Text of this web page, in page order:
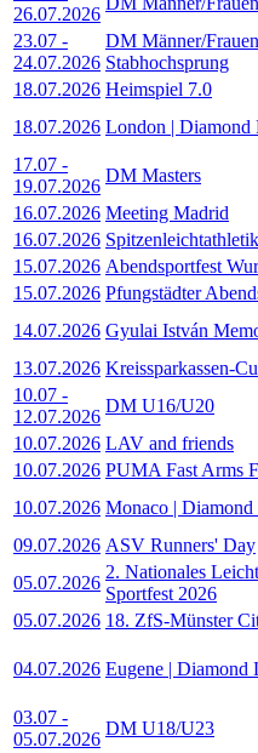
26.07.2026
23.07 -
24.07.2026
DM Männer/Frauen
Stabhochsprung
18.07.2026 Heimspiel 7.0
18.07.2026 London | Diamond
17.07 -
19.07.2026
DM Masters
16.07.2026 Meeting Madrid
16.07.2026 Spitzenleichtathletik
15.07.2026 Abendsportfest
15.07.2026 Pfungstädter
14.07.2026 Gyulai István
13.07.2026 Kreissparkassen-
10.07 -
12.07.2026
DM U16/U20
10.07.2026 LAV and friends
10.07.2026 PUMA Fast Arms
10.07.2026 Monaco |
09.07.2026 ASV Runners' Day
05.07.2026
2. Nationales
Sportfest 2026
05.07.2026 18. ZfS-Münster
04.07.2026 Eugene | Diamond
03.07 -
05.07.2026
DM U18/U23